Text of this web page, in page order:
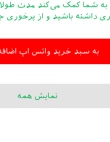
به شما کمک می‌کند مدت
داشته باشید و از پرخوری
به سبد خرید واتس اپ
نمایش همه